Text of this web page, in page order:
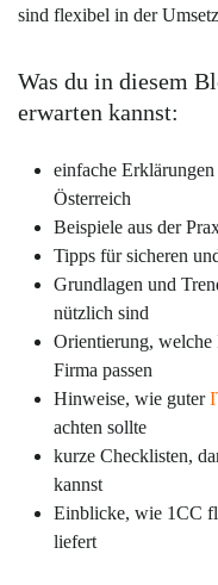
sind flexibel in der
Was du in diesem
erwarten kannst:
einfache
Österreich
Beispiele aus der
Tipps für sicheren
Grundlagen und
nützlich sind
Orientierung,
Firma passen
Hinweise, wie guter
achten sollte
kurze Checklisten,
kannst
Einblicke, wie 1CC
liefert